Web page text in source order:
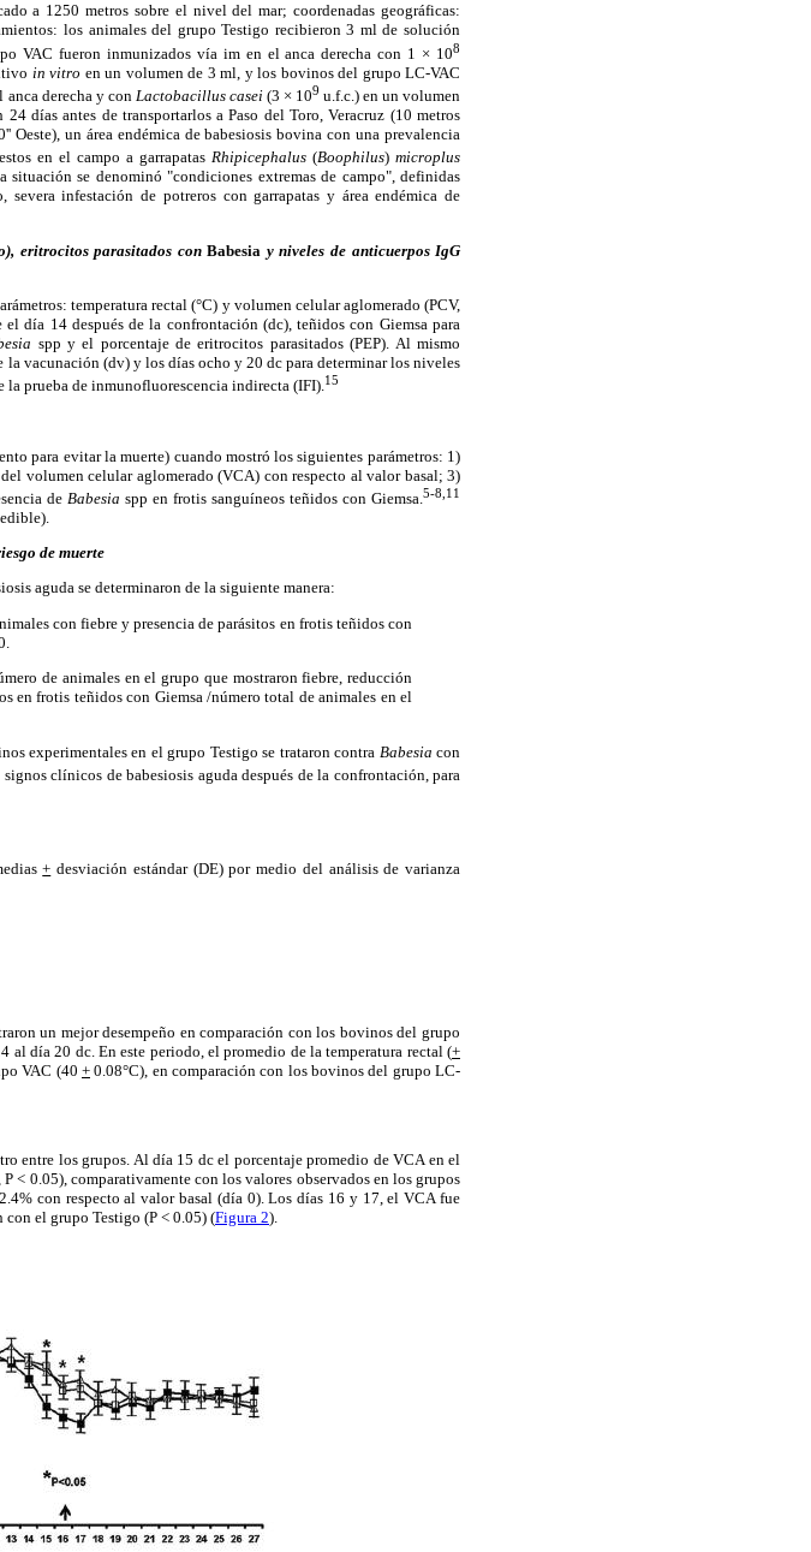
a 1250 metros sobre el nivel del mar; coordenadas geográficas:
los animales del grupo Testigo recibieron 3 ml de solución
VAC fueron inmunizados vía im en el anca derecha con 1 × 108
in vitro en un volumen de 3 ml, y los bovinos del grupo LC-VAC
derecha y con Lactobacillus casei(3 × 109 u.f.c.) en un volumen
días antes de transportarlos a Paso del Toro, Veracruz (10 metros
Oeste), un área endémica de babesiosis bovina con una prevalencia
en el campo a garrapatas Rhipicephalus (Boophilus) microplus
situación se denominó "condiciones extremas de campo", definidas
infestación de potreros con garrapatas y área endémica de
eritrocitos parasitados conBabesia y niveles de anticuerpos IgG
temperatura rectal (°C) y volumen celular aglomerado (PCV,
día 14 después de la confrontación (dc), teñidos con Giemsa para
spp y el porcentaje de eritrocitos parasitados (PEP). Al mismo
vacunación (dv) y los días ocho y 20 dc para determinar los niveles
la prueba de inmunofluorescencia indirecta (IFI).15
para evitar la muerte) cuando mostró los siguientes parámetros: 1)
volumen celular aglomerado (VCA) con respecto al valor basal; 3)
de Babesia spp en frotis sanguíneos teñidos con Giemsa. 5-8,11
de muerte
aguda se determinaron de la siguiente manera:
con fiebre y presencia de parásitos en frotis teñidos con
de animales en el grupo que mostraron fiebre, reducción
en frotis teñidos con Giemsa /número total de animales en el
experimentales en el grupo Testigo se trataron contra Babesia con
clínicos de babesiosis aguda después de la confrontación, para
+ desviación estándar (DE) por medio del análisis de varianza
un mejor desempeño en comparación con los bovinos del grupo
al día 20 dc. En este periodo, el promedio de la temperatura rectal (+
VAC (40 + 0.08°C), en comparación con los bovinos del grupo LC-
entre los grupos. Al día 15 dc el porcentaje promedio de VCA en el
< 0.05), comparativamente con los valores observados en los grupos
con respecto al valor basal (día 0). Los días 16 y 17, el VCA fue
el grupo Testigo (P < 0.05) (Figura 2).